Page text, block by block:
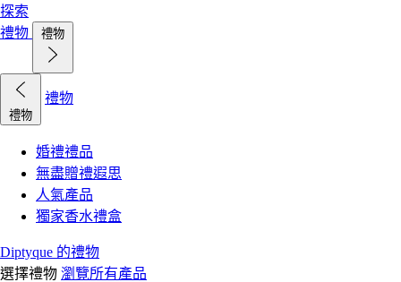
探索
禮物
禮物
禮物
禮物
婚禮禮品
無盡贈禮遐思
人氣產品
獨家香水禮盒
Diptyque 的禮物
選擇禮物 瀏覽所有產品